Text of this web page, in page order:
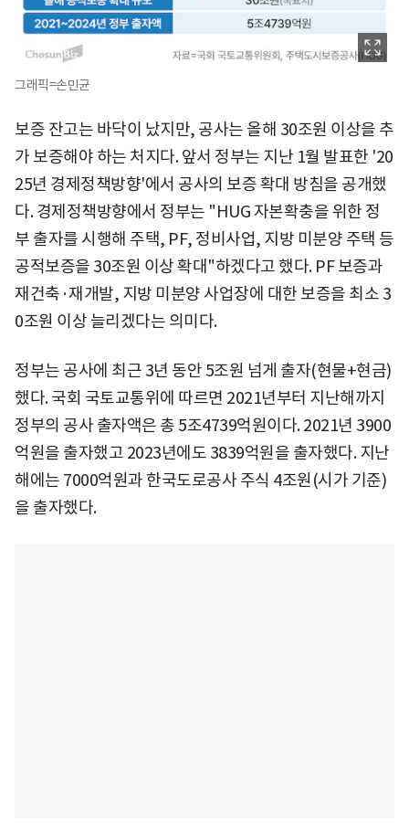
그래픽=손민균
보증 잔고는 바닥이 났지만, 공사는 올해 30조원 이상을 추
가 보증해야 하는 처지다. 앞서 정부는 지난 1월 발표한 '20
25년 경제정책방향'에서 공사의 보증 확대 방침을 공개했
다. 경제정책방향에서 정부는 "HUG 자본확충을 위한 정
부 출자를 시행해 주택, PF, 정비사업, 지방 미분양 주택 등
공적보증을 30조원 이상 확대"하겠다고 했다. PF 보증과
재건축·재개발, 지방 미분양 사업장에 대한 보증을 최소 3
0조원 이상 늘리겠다는 의미다.
정부는 공사에 최근 3년 동안 5조원 넘게 출자(현물+현금)
했다. 국회 국토교통위에 따르면 2021년부터 지난해까지
정부의 공사 출자액은 총 5조4739억원이다. 2021년 3900
억원을 출자했고 2023년에도 3839억원을 출자했다. 지난
해에는 7000억원과 한국도로공사 주식 4조원(시가 기준)
을 출자했다.